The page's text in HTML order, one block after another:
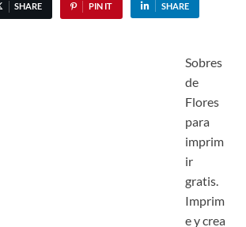
SHARE PIN IT SHARE
Sobres
de
Flores
para
imprim
ir
gratis.
Imprim
e y crea